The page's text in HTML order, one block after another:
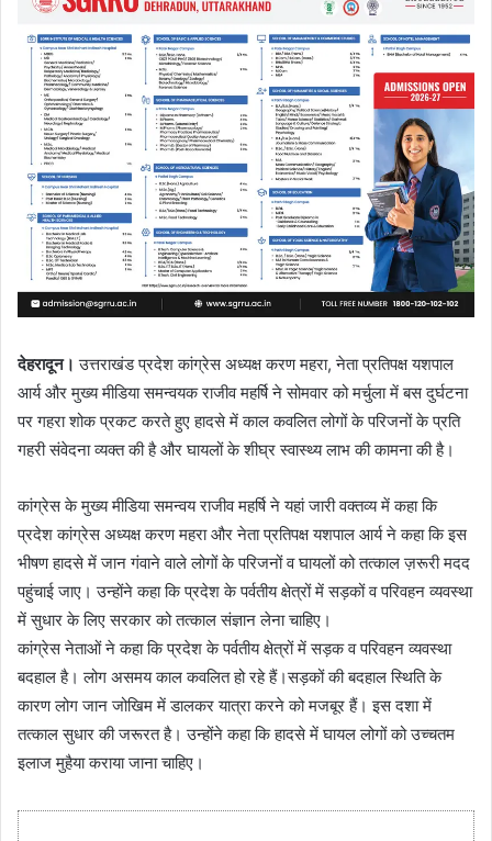
देहरादून। उत्तराखंड प्रदेश कांग्रेस अध्यक्ष करण महरा, नेता प्रतिपक्ष यशपाल
आर्य और मुख्य मीडिया समन्वयक राजीव महर्षि ने सोमवार को मर्चुला में बस दुर्घटना
पर गहरा शोक प्रकट करते हुए हादसे में काल कवलित लोगों के परिजनों के प्रति
गहरी संवेदना व्यक्त की है और घायलों के शीघ्र स्वास्थ्य लाभ की कामना की है।
कांग्रेस के मुख्य मीडिया समन्वय राजीव महर्षि ने यहां जारी वक्तव्य में कहा कि
प्रदेश कांग्रेस अध्यक्ष करण महरा और नेता प्रतिपक्ष यशपाल आर्य ने कहा कि इस
भीषण हादसे में जान गंवाने वाले लोगों के परिजनों व घायलों को तत्काल ज़रूरी मदद
पहुंचाई जाए। उन्होंने कहा कि प्रदेश के पर्वतीय क्षेत्रों में सड़कों व परिवहन व्यवस्था
में सुधार के लिए सरकार को तत्काल संज्ञान लेना चाहिए।
कांग्रेस नेताओं ने कहा कि प्रदेश के पर्वतीय क्षेत्रों में सड़क व परिवहन व्यवस्था
बदहाल है। लोग असमय काल कवलित हो रहे हैं।सड़कों की बदहाल स्थिति के
कारण लोग जान जोखिम में डालकर यात्रा करने को मजबूर हैं। इस दशा में
तत्काल सुधार की जरूरत है। उन्होंने कहा कि हादसे में घायल लोगों को उच्चतम
इलाज मुहैया कराया जाना चाहिए।